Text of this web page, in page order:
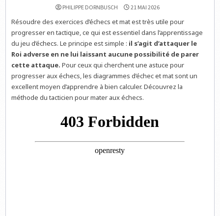
PHILIPPE DORNBUSCH 21 MAI 2026
Résoudre des exercices d’échecs et mat est très utile pour
progresser en tactique, ce qui est essentiel dans l’apprentissage
du jeu d’échecs. Le principe est simple : il s’agit d’attaquer le
Roi adverse en ne lui laissant aucune possibilité de parer
cette attaque. Pour ceux qui cherchent une astuce pour
progresser aux échecs, les diagrammes d’échec et mat sont un
excellent moyen d’apprendre à bien calculer. Découvrez la
méthode du tacticien pour mater aux échecs.